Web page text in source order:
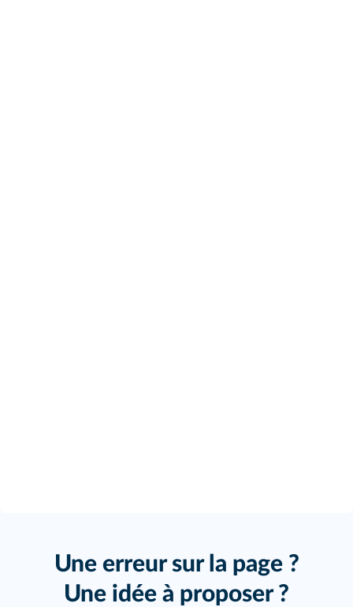
Une erreur sur la page ?
Une idée à proposer ?